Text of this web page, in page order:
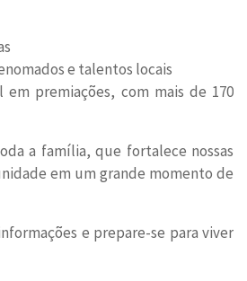
e talentos locais
premiações, com mais de 170
a família, que fortalece nossas
em um grande momento de
e prepare-se para viver